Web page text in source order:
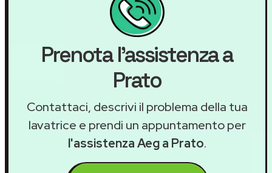
Prenota l'assistenza a
Prato
Contattaci, descrivi il problema della tua
lavatrice e prendi un appuntamento per
l'assistenza Aeg a Prato.